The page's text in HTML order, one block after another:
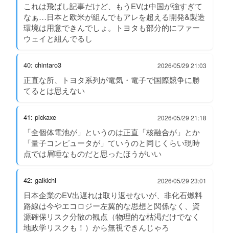
これは飛ばし記事だけど、もうEVは中国が強すぎて
なぁ…日本と欧米が組んでもアレを超える開発&製造
環境は用意できんでしょ。トヨタも部分的にファー
ウェイと組んでるし
40: chintaro3 2026/05/29 21:03
正直な所、トヨタ系列が電気・電子で国際競争に勝
てるとは思えない
41: pickaxe 2026/05/29 21:18
「全個体電池が」というのは正直「核融合が」とか
「量子コンピュータが」ていうのと同じくらい現時
点では眉唾なものだと思ったほうがいい
42: gaikichi 2026/05/29 23:01
日本企業のEV出遅れは取り返せないが、非化石燃料
路線は今やエコロジー左翼的な思想と関係なく、資
源確保リスク分散の観点（物理的な枯渇だけでなく
地政学リスクも！）から無視できんじゃろ